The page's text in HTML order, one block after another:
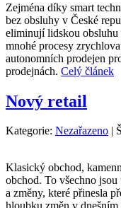
Zejména díky smart
bez obsluhy v České
eliminují lidskou obsluhu
mnohé procesy
autonomních prodejen
prodejnách. Celý článek
Nový retail
Kategorie: Nezařazeno |
Klasický obchod,
obchod. To všechno
a změny, které přinesla